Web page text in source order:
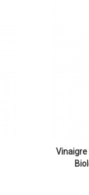
Vinaigre